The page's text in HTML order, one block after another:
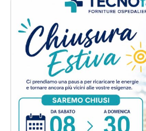
Conformità normativa: Conforme
raccolta e lo smaltimento di rifiuti
A chi è destinato:
Ospedali e laboratori: Per la
rifiuti taglienti infetti.
Studi medici e ambulatori : Per la
biologici speciali prodotti durante le